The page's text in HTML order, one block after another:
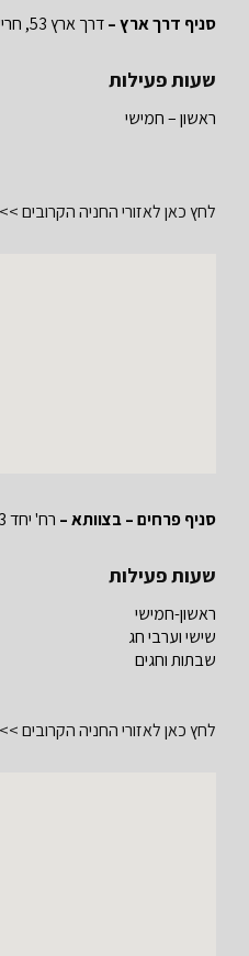
סניף דרך ארץ –דרך ארץ 53, חריש –
שעות פעילות
ראשון – חמישי
לחץ כאן לאזורי החניה הקרובים >>
סניף פרחים – בצוותא –רח' יחד 3, חריש
שעות פעילות
ראשון-חמישי
שישי וערבי חג
שבתות וחגים
לחץ כאן לאזורי החניה הקרובים >>